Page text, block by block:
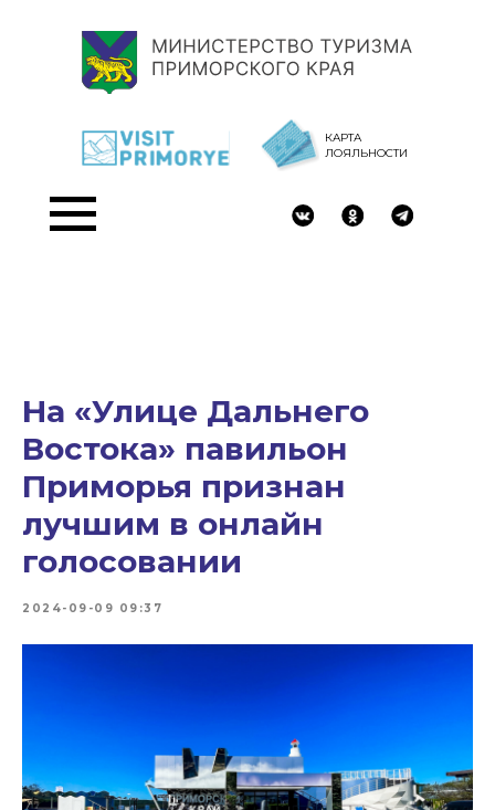
КАРТА
ЛОЯЛЬНОСТИ
На «Улице Дальнего
Востока» павильон
Приморья признан
лучшим в онлайн
голосовании
2024-09-09 09:37